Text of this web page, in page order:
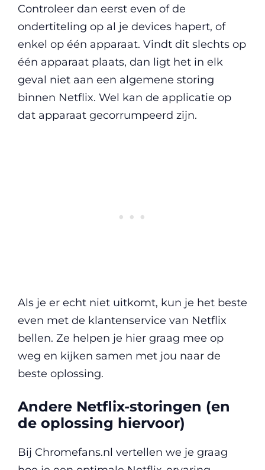
Controleer dan eerst even of de
ondertiteling op al je devices hapert, of
enkel op één apparaat. Vindt dit slechts op
één apparaat plaats, dan ligt het in elk
geval niet aan een algemene storing
binnen Netflix. Wel kan de applicatie op
dat apparaat gecorrumpeerd zijn.
Als je er echt niet uitkomt, kun je het beste
even met de klantenservice van Netflix
bellen. Ze helpen je hier graag mee op
weg en kijken samen met jou naar de
beste oplossing.
Andere Netflix-storingen (en
de oplossing hiervoor)
Bij Chromefans.nl vertellen we je graag